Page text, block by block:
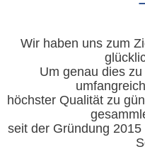
Wir haben uns zum
Um genau dies
höchster Qualität zu
seit der Gründung